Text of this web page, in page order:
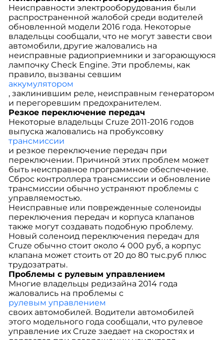
Неисправности электрооборудования были
распространенной жалобой среди водителей
обновленной модели 2016 года. Некоторые
владельцы сообщали, что не могут завести свои
автомобили, другие жаловались на
неисправные радиоприемники и загорающуюся
лампочку Check Engine. Эти проблемы, как
правило, вызваны севшим
аккумулятором
, заклинившим реле, неисправным генератором
и перегоревшим предохранителем.
Резкое переключение передач
Некоторые владельцы Cruze 2011-2016 годов
выпуска жаловались на пробуксовку
трансмиссии
и резкое переключение передач при
переключении. Причиной этих проблем может
быть неисправное программное обеспечение.
Сброс контроллера трансмиссии и обновление
трансмиссии обычно устраняют проблемы с
управляемостью.
Неисправные или поврежденные соленоиды
переключения передач и корпуса клапанов
также могут создавать подобную проблему.
Новый соленоид переключения передач для
Cruze обычно стоит около 4 000 руб, а корпус
клапана может стоить от 20 до 80 тыс.руб плюс
трудозатраты.
Проблемы с рулевым управлением
Многие владельцы редизайна 2014 года
жаловались на проблемы с
рулевым управлением
своих автомобилей. Водители автомобилей
этого модельного года сообщали, что рулевое
управление их Cruze заедает на скоростях и